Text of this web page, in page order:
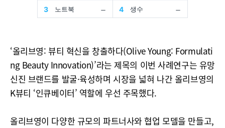
‘올리브영: 뷰티 혁신을 창출하다(Olive Young: Formulati
ng Beauty Innovation)’라는 제목의 이번 사례연구는 유망
신진 브랜드를 발굴·육성하며 시장을 넓혀 나간 올리브영의
K뷰티 ‘인큐베이터’ 역할에 우선 주목했다.
올리브영이 다양한 규모의 파트너사와 협업 모델을 만들고,